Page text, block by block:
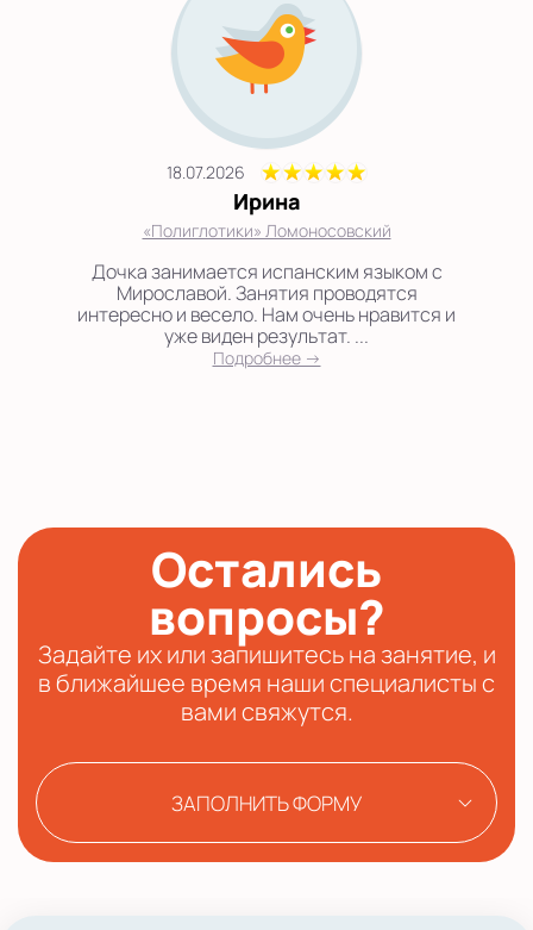
18.07.2026
Ирина
«Полиглотики» Ломоносовский
Дочка занимается испанским языком с
Мирославой. Занятия проводятся
интересно и весело. Нам очень нравится и
уже виден результат. ...
Подробнее →
Остались
вопросы?
Задайте их или запишитесь на занятие, и
в ближайшее время наши специалисты с
вами свяжутся.
ЗАПОЛНИТЬ ФОРМУ